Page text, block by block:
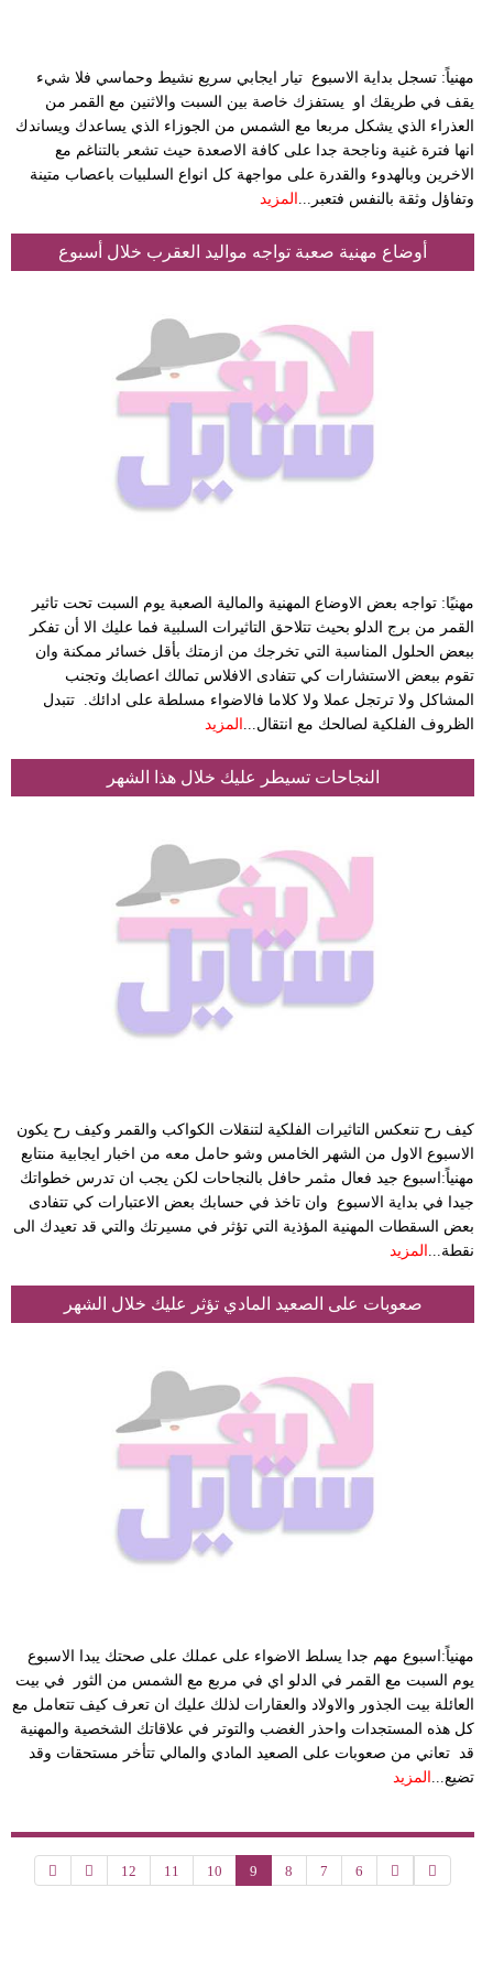
مهنياً: تسجل بداية الاسبوع تيار ايجابي سريع نشيط وحماسي فلا شيء
يقف في طريقك او يستفزك خاصة بين السبت والاثنين مع القمر من
العذراء الذي يشكل مربعا مع الشمس من الجوزاء الذي يساعدك ويساندك
انها فترة غنية وناجحة جدا على كافة الاصعدة حيث تشعر بالتناغم مع
الاخرين وبالهدوء والقدرة على مواجهة كل انواع السلبيات باعصاب متينة
وتفاؤل وثقة بالنفس فتعبر... المزيد
أوضاع مهنية صعبة تواجه مواليد العقرب خلال أسبوع
مهنيًا: تواجه بعض الاوضاع المهنية والمالية الصعبة يوم السبت تحت تاثير
القمر من برج الدلو بحيث تتلاحق التاثيرات السلبية فما عليك الا أن تفكر
ببعض الحلول المناسبة التي تخرجك من ازمتك بأقل خسائر ممكنة وان
تقوم ببعض الاستشارات كي تتفادى الافلاس تمالك اعصابك وتجنب
المشاكل ولا ترتجل عملا ولا كلاما فالاضواء مسلطة على ادائك. تتبدل
الظروف الفلكية لصالحك مع انتقال... المزيد
النجاحات تسيطر عليك خلال هذا الشهر
كيف رح تنعكس التاثيرات الفلكية لتنقلات الكواكب والقمر وكيف رح يكون
الاسبوع الاول من الشهر الخامس وشو حامل معه من اخبار ايجابية منتابع
مهنياً:اسبوع جيد فعال مثمر حافل بالنجاحات لكن يجب ان تدرس خطواتك
جيدا في بداية الاسبوع وان تاخذ في حسابك بعض الاعتبارات كي تتفادى
بعض السقطات المهنية المؤذية التي تؤثر في مسيرتك والتي قد تعيدك الى
نقطة... المزيد
صعوبات على الصعيد المادي تؤثر عليك خلال الشهر
مهنياً:اسبوع مهم جدا يسلط الاضواء على عملك على صحتك يبدا الاسبوع
يوم السبت مع القمر في الدلو اي في مربع مع الشمس من الثور في بيت
العائلة بيت الجذور والاولاد والعقارات لذلك عليك ان تعرف كيف تتعامل مع
كل هذه المستجدات واحذر الغضب والتوتر في علاقاتك الشخصية والمهنية
قد تعاني من صعوبات على الصعيد المادي والمالي تتأخر مستحقات وقد
تضيع...
المزيد
6
7
8
9
10
11
12